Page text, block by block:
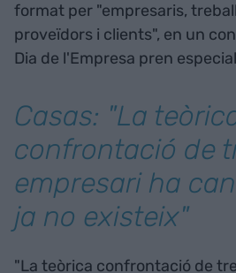
format per "empresaris,
proveïdors i clients", en un
Dia de l'Empresa pren
Casas: "La
confrontació de
empresari ha
ja no existeix"
"La teòrica confrontació de